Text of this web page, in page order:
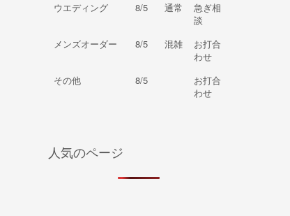
ウエディング
8/5 通常
急ぎ相
談
メンズオーダー
8/5 混雑
お打合
わせ
その他
8/5
お打合
わせ
人気のページ